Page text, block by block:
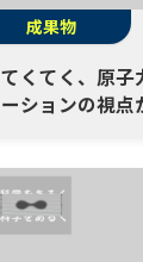
成果物
てくてく、原子
ーションの視点